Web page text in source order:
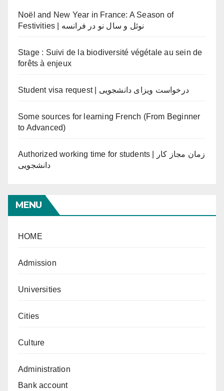
Noël and New Year in France: A Season of
Festivities | نوئل و سال نو در فرانسه
Stage : Suivi de la biodiversité végétale au sein de
forêts à enjeux
Student visa request | درخواست ویزای دانشجویی
Some sources for learning French (From Beginner
to Advanced)
Authorized working time for students | زمان مجاز کار
دانشجویی
MENU
HOME
Admission
Universities
Cities
Culture
Administration
Bank account